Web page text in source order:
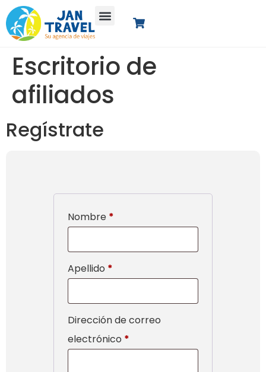
Escritorio de
afiliados
Regístrate
Nombre *
Apellido *
Dirección de correo
electrónico *